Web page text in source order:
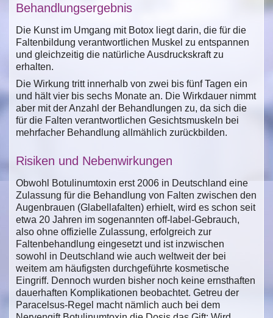
Behandlungsergebnis
Die Kunst im Umgang mit Botox liegt darin, die für die
Faltenbildung verantwortlichen Muskel zu entspannen
und gleichzeitig die natürliche Ausdruckskraft zu
erhalten.
Die Wirkung tritt innerhalb von zwei bis fünf Tagen ein
und hält vier bis sechs Monate an. Die Wirkdauer nimmt
aber mit der Anzahl der Behandlungen zu, da sich die
für die Falten verantwortlichen Gesichtsmuskeln bei
mehrfacher Behandlung allmählich zurückbilden.
Risiken und Nebenwirkungen
Obwohl Botulinumtoxin erst 2006 in Deutschland eine
Zulassung für die Behandlung von Falten zwischen den
Augenbrauen (Glabellafalten) erhielt, wird es schon seit
etwa 20 Jahren im sogenannten off-label-Gebrauch,
also ohne offizielle Zulassung, erfolgreich zur
Faltenbehandlung eingesetzt und ist inzwischen
sowohl in Deutschland wie auch weltweit der bei
weitem am häufigsten durchgeführte kosmetische
Eingriff. Dennoch wurden bisher noch keine ernsthaften
dauerhaften Komplikationen beobachtet. Getreu der
Paracelsus-Regel macht nämlich auch bei dem